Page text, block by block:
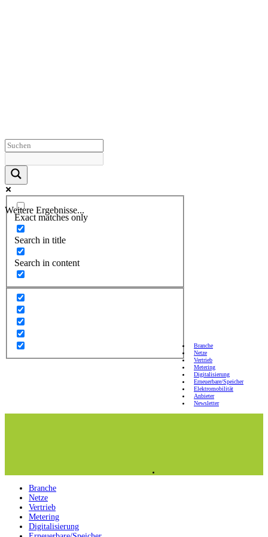
Weitere Ergebnisse...
Exact matches only
Search in title
Search in content
Branche
Netze
Vertrieb
Metering
Digitalisierung
Erneuerbare/Speicher
Elektromobilität
Anbieter
Newsletter
Branche
Netze
Vertrieb
Metering
Digitalisierung